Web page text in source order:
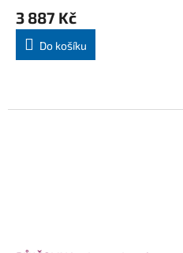
produktu
5,0
3 887 Kč
Do košíku